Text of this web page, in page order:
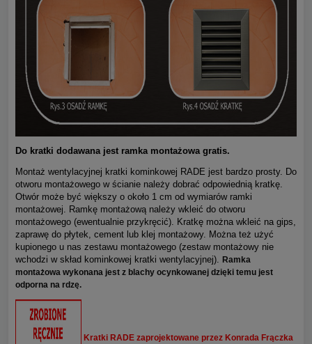
Do kratki dodawana jest ramka montażowa gratis.
Montaż wentylacyjnej kratki kominkowej RADE jest bardzo prosty. Do
otworu montażowego w ścianie należy dobrać odpowiednią kratkę.
Otwór może być większy o około 1 cm od wymiarów ramki
montażowej. Ramkę montażową należy wkleić do otworu
montażowego (ewentualnie przykręcić). Kratkę można wkleić na gips,
zaprawę do płytek, cement lub klej montażowy. Można też użyć
kupionego u nas zestawu montażowego (zestaw montażowy nie
wchodzi w skład kominkowej kratki wentylacyjnej). Ramka
montażowa wykonana jest z blachy ocynkowanej dzięki temu jest
odporna na rdzę.
Kratki RADE zaprojektowane przez Konrada Frączka